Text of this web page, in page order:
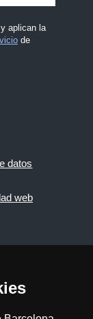
aplican la
de
datos
web
6388